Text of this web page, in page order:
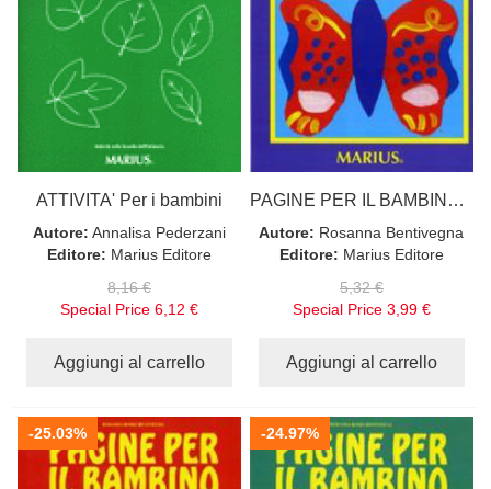
ATTIVITA' Per i bambini
Autore: Annalisa Pederzani
Editore: Marius Editore
8,16 €
Special Price 6,12 €
Aggiungi al carrello
PAGINE PER IL BAMBINO Secondo i "campi di esperienza"
Autore: Rosanna Bentivegna
Editore: Marius Editore
5,32 €
Special Price 3,99 €
Aggiungi al carrello
-25.03% -24.97%